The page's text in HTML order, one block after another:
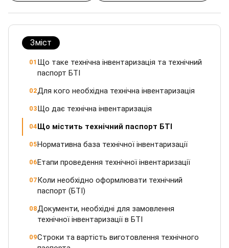
Зміст
01 Що таке технічна інвентаризація та технічний
паспорт БТІ
02Для кого необхідна технічна інвентаризація
03Що дає технічна інвентаризація
04Що містить технічний паспорт БТІ
05Нормативна база технічної інвентаризації
06Етапи проведення технічної інвентаризації
07Коли необхідно оформлювати технічний
паспорт (БТІ)
08Документи, необхідні для замовлення
технічної інвентаризації в БТІ
09Строки та вартість виготовлення технічного